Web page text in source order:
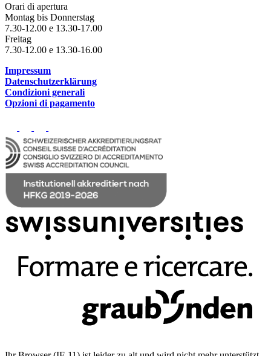
Orari di apertura
Montag bis Donnerstag
7.30-12.00 e 13.30-17.00
Freitag
7.30-12.00 e 13.30-16.00
Impressum
Datenschutzerklärung
Condizioni generali
Opzioni di pagamento